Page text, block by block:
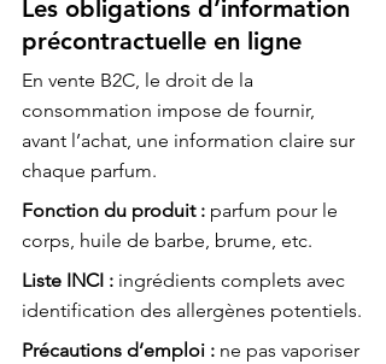
Les obligations d’information
précontractuelle en ligne
En vente B2C, le droit de la
consommation impose de fournir,
avant l’achat, une information claire sur
chaque parfum.
Fonction du produit : parfum pour le
corps, huile de barbe, brume, etc.
Liste INCI : ingrédients complets avec
identification des allergènes potentiels.
Précautions d’emploi : ne pas vaporiser